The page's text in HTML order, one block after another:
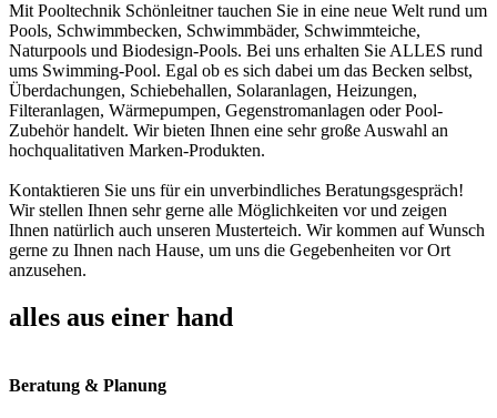
Mit Pooltechnik Schönleitner tauchen Sie in eine neue Welt rund um
Pools, Schwimmbecken, Schwimmbäder, Schwimmteiche,
Naturpools und Biodesign-Pools. Bei uns erhalten Sie ALLES rund
ums Swimming-Pool. Egal ob es sich dabei um das Becken selbst,
Überdachungen, Schiebehallen, Solaranlagen, Heizungen,
Filteranlagen, Wärmepumpen, Gegenstromanlagen oder Pool-
Zubehör handelt. Wir bieten Ihnen eine sehr große Auswahl an
hochqualitativen Marken-Produkten.
Kontaktieren Sie uns für ein unverbindliches Beratungsgespräch!
Wir stellen Ihnen sehr gerne alle Möglichkeiten vor und zeigen
Ihnen natürlich auch unseren Musterteich. Wir kommen auf Wunsch
gerne zu Ihnen nach Hause, um uns die Gegebenheiten vor Ort
anzusehen.
alles aus einer hand
Beratung & Planung